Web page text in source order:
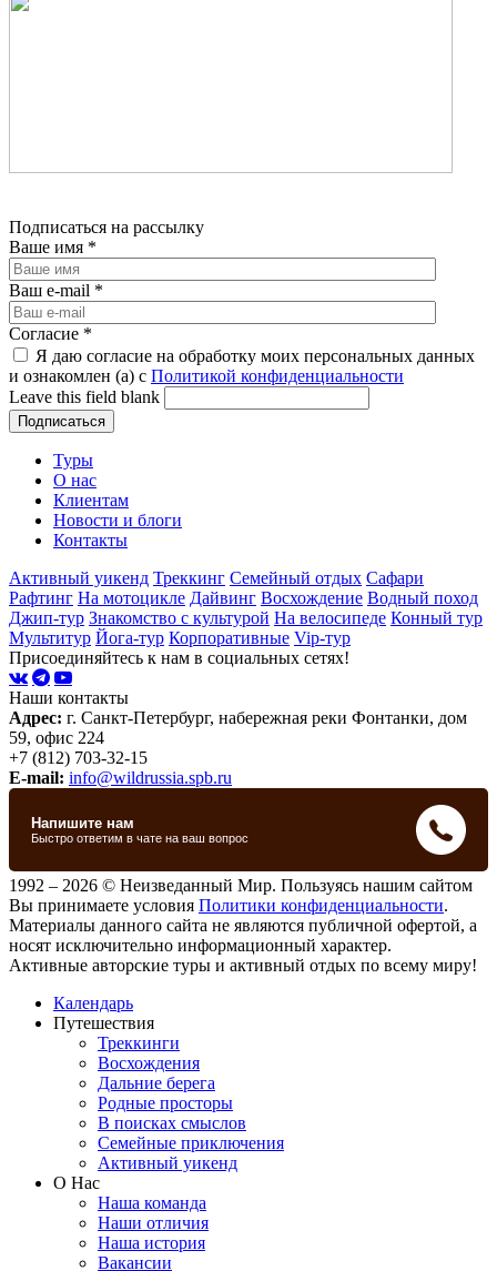
Подписаться на рассылку
Ваше имя *
Ваш e-mail *
Согласие *
Я даю согласие на обработку моих персональных данных
и ознакомлен (а) с Политикой конфиденциальности
Leave this field blank
Туры
О нас
Клиентам
Новости и блоги
Контакты
Активный уикенд Треккинг Семейный отдых Сафари
Рафтинг На мотоцикле Дайвинг Восхождение Водный поход
Джип-тур Знакомство с культурой На велосипеде Конный тур
Мультитур Йога-тур Корпоративные Vip-тур
Присоединяйтесь к нам в социальных сетях!
Наши контакты
Адрес: г. Санкт-Петербург, набережная реки Фонтанки, дом
59, офис 224
+7 (812) 703-32-15
E-mail: info@wildrussia.spb.ru
1992 – 2026 © Неизведанный Мир. Пользуясь нашим сайтом
Вы принимаете условия Политики конфиденциальности.
Материалы данного сайта не являются публичной офертой, а
носят исключительно информационный характер.
Активные авторские туры и активный отдых по всему миру!
Календарь
Путешествия
Треккинги
Восхождения
Дальние берега
Родные просторы
В поисках смыслов
Семейные приключения
Активный уикенд
О Нас
Наша команда
Наши отличия
Наша история
Вакансии